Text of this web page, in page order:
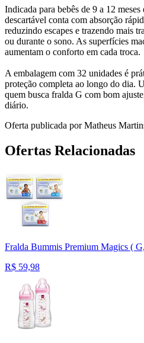
Indicada para bebês de 9 a 12 meses
descartável conta com absorção
reduzindo escapes e trazendo mais
ou durante o sono. As superfícies
aumentam o conforto em cada troca.
A embalagem com 32 unidades é
proteção completa ao longo do dia.
quem busca fralda G com bom
diário.
Oferta publicada por Matheus
Ofertas Relacionadas
Fralda Bummis Premium Magics (
R$ 59,98